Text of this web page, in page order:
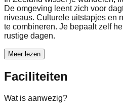
De omgeving leent zich voor
niveaus. Culturele uitstapjes en
te combineren. Je bepaalt zelf
rustige dagen.
Meer lezen
Faciliteiten
Wat is aanwezig?